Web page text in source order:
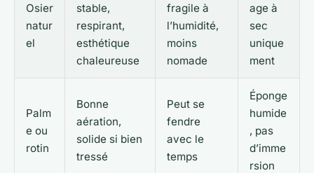
Osier
natur
el
stable,
respirant,
esthétique
chaleureuse
fragile à
l’humidité,
moins
nomade
age à
sec
unique
ment
Palm
e ou
rotin
Bonne
aération,
solide si bien
tressé
Peut se
fendre
avec le
temps
Éponge
humide
, pas
d’imme
rsion